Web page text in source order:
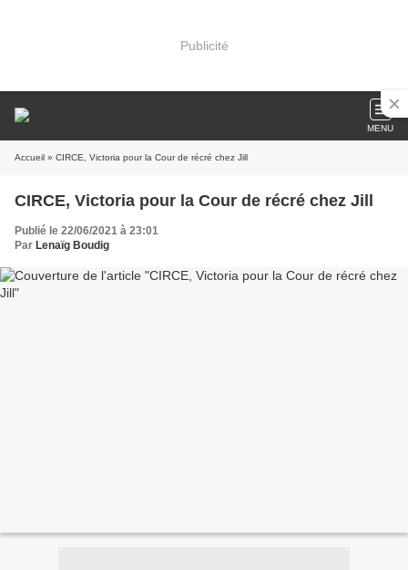
Publicité
MENU
Accueil » CIRCE, Victoria pour la Cour de récré chez Jill
CIRCE, Victoria pour la Cour de récré chez Jill
Publié le 22/06/2021 à 23:01
Par Lenaïg Boudig